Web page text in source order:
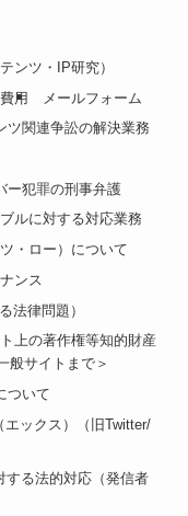
ンツ・IP研究）
用
メールフォーム
ツ関連争訟の解決業務
ー犯罪の刑事弁護
ルに対する対応業務
・ロー）について
ンス
法律問題）
上の著作権等知的財産
般サイトまで＞
ついて
ックス）（旧Twitter/
する法的対応（発信者